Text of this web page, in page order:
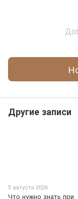
Другие записи
5 августа 2026
Что нужно знать при